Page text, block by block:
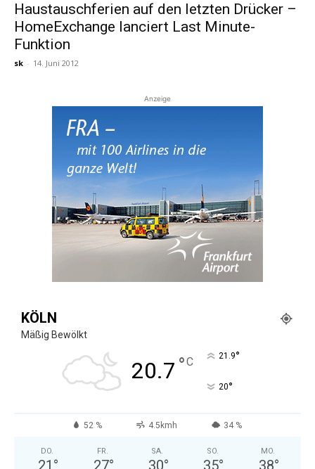
Haustauschferien auf den letzten Drücker –
HomeExchange lanciert Last Minute-
Funktion
sk - 14. Juni 2012
Anzeige
KÖLN
Mäßig Bewölkt
20.7 °C 21.9°
20°
52 % 4.5kmh 34 %
DO. FR. SA. SO. MO.